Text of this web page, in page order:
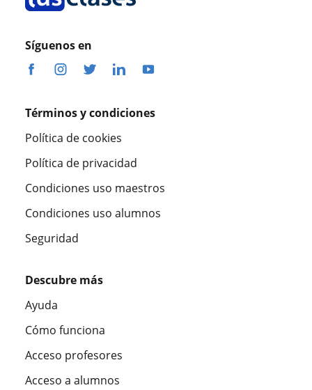
Síguenos en
Términos y condiciones
Política de cookies
Política de privacidad
Condiciones uso maestros
Condiciones uso alumnos
Seguridad
Descubre más
Ayuda
Cómo funciona
Acceso profesores
Acceso a alumnos